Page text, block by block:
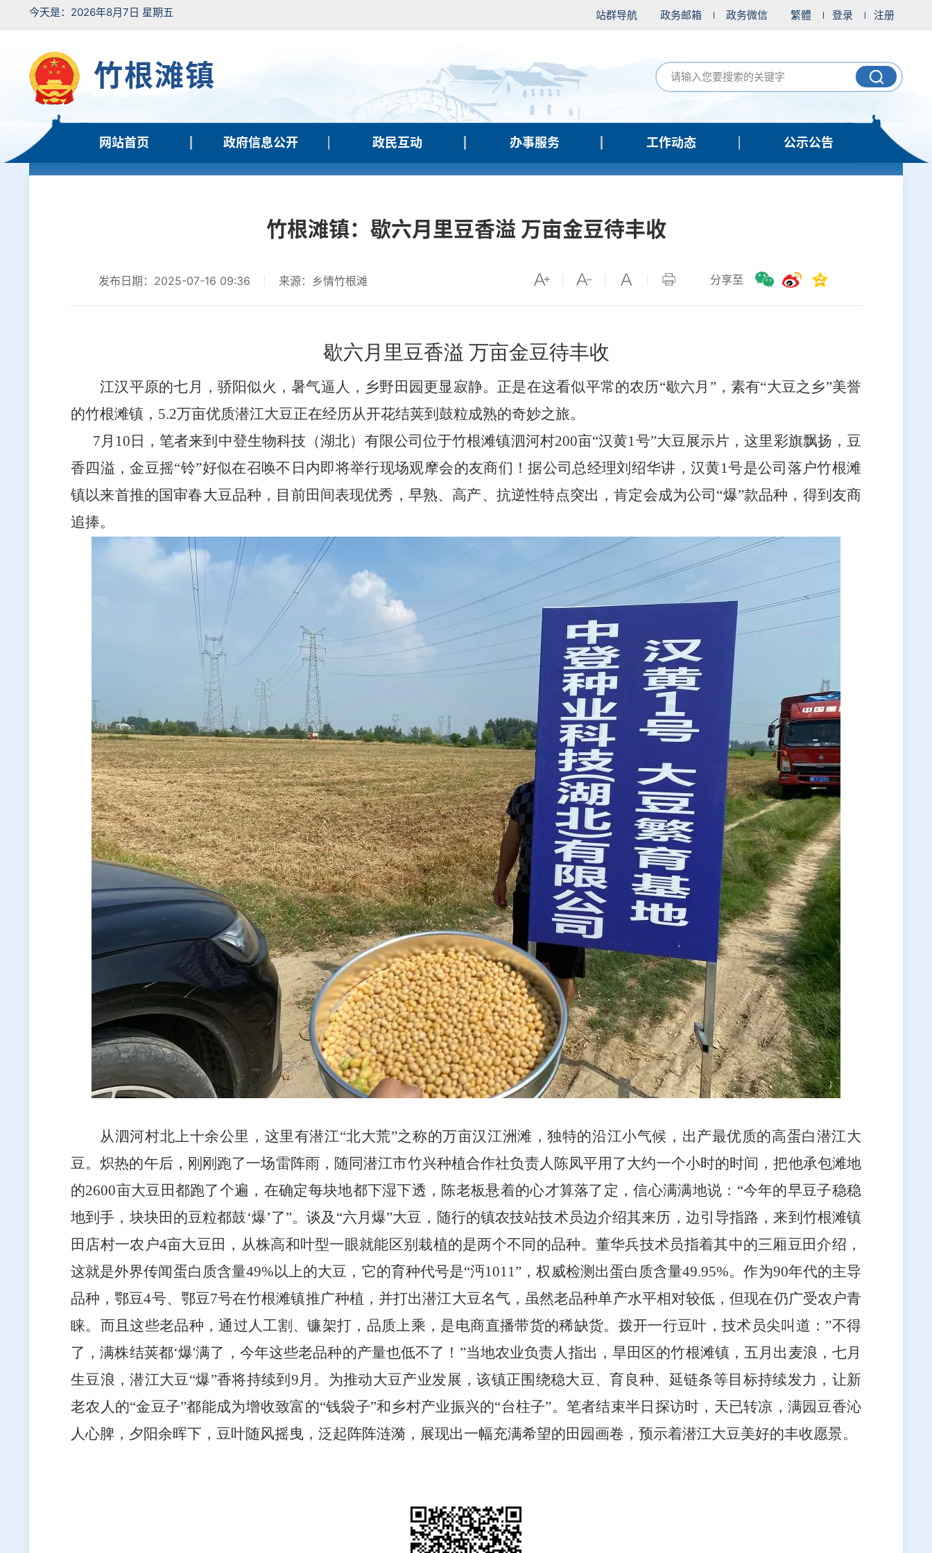
今天是：2026年8月7日 星期五 站群导航 政务邮箱 政务微信 繁體 登录 注册
竹根滩镇
网站首页 政府信息公开 政民互动 办事服务 工作动态 公示公告
竹根滩镇：歇六月里豆香溢 万亩金豆待丰收
分享至
发布日期：2025-07-16 09:36 来源：乡情竹根滩
歇六月里豆香溢 万亩金豆待丰收
江汉平原的七月，骄阳似火，暑气逼人，乡野田园更显寂静。正是在这看似平常的农历“歇六月”，素有“大豆之乡”美誉
的竹根滩镇， 5.2万亩优质潜江大豆正在经历从开花结荚到鼓粒成熟的奇妙之旅。
7月 10 日，笔者来到中登生物科技（湖北）有限公司位于竹根滩镇泗河村200亩“汉黄1号”大豆展示片，这里彩旗飘扬，豆
香四溢，金豆摇“铃”好似在召唤不日内即将举行现场观摩会的友商们！据公司总经理刘绍华讲，汉黄1号是公司落户竹根滩
镇以来首推的国审春大豆品种，目前田间表现优秀，早熟、高产、抗逆性特点突出，肯定会成为公司“爆”款品种，得到友商
追捧。
从泗河村北上十余公里，这里有潜江“北大荒”之称的万亩汉江洲滩，独特的沿江小气候，出产最优质的高蛋白潜江大
豆。炽热的午后，刚刚跑了一场雷阵雨，随同潜江市竹兴种植合作社负责人陈凤平用了大约一个小时的时间，把他承包滩地
的2600亩大豆田都跑了个遍，在确定每块地都下湿下透，陈老板悬着的心才算落了定，信心满满地说：“今年的早豆子稳稳
地到手，块块田的豆粒都鼓‘爆’了”。谈及“六月爆”大豆，随行的镇农技站技术员边介绍其来历，边引导指路，来到竹根滩镇
田店村一农户4亩大豆田，从株高和叶型一眼就能区别栽植的是两个不同的品种。董华兵技术员指着其中的三厢豆田介绍，
这就是外界传闻蛋白质含量49%以上的大豆，它的育种代号是“沔1011” ，权威检测出蛋白质含量49.95%。作为90年代的主导
品种，鄂豆4号、鄂豆7号在竹根滩镇推广种植，并打出潜江大豆名气，虽然老品种单产水平相对较低，但现在仍广受农户青
睐。而且这些老品种，通过人工割、镰架打，品质上乘，是电商直播带货的稀缺货。拨开一行豆叶，技术员尖叫道：”不得
了，满株结荚都‘爆'满了，今年这些老品种的产量也低不了！”当地农业负责人指出，旱田区的竹根滩镇，五月出麦浪，七月
生豆浪，潜江大豆“爆”香将持续到 9月。为推动大豆产业发展，该镇正围绕稳大豆、育良种、延链条等目标持续发力，让新
老农人的“金豆子”都能成为增收致富的“钱袋子”和乡村产业振兴的“台柱子”。笔者结束半日探访时，天已转凉，满园豆香沁
人心脾，夕阳余晖下，豆叶随风摇曳，泛起阵阵涟漪，展现出一幅充满希望的田园画卷，预示着潜江大豆美好的丰收愿景。